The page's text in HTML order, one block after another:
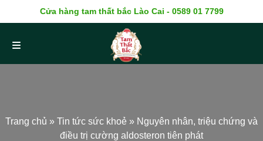
Cửa hàng tam thất bắc Lào Cai - 0589 01 7799
Trang chủ » Tin tức sức khoẻ » Nguyên nhân, triệu chứng và
điều trị cường aldosteron tiên phát